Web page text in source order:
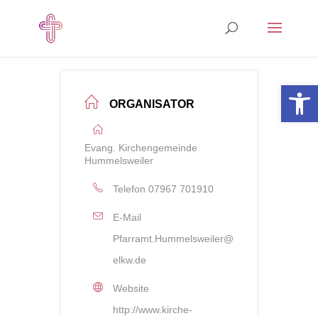
ORGANISATOR
Evang. Kirchengemeinde
Hummelsweiler
Telefon 07967 701910
E-Mail
Pfarramt.Hummelsweiler@
elkw.de
Website
http://www.kirche-